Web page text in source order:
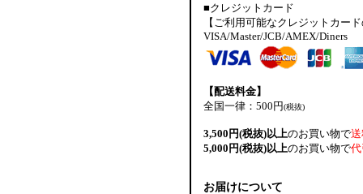
■クレジットカード
【ご利用可能なクレジットカー
VISA/Master/JCB/AMEX/Diners
【配送料金】
全国一律：500円(税抜)
3,500円(税抜)以上のお買い物で
5,000円(税抜)以上のお買い物で
お届けについて